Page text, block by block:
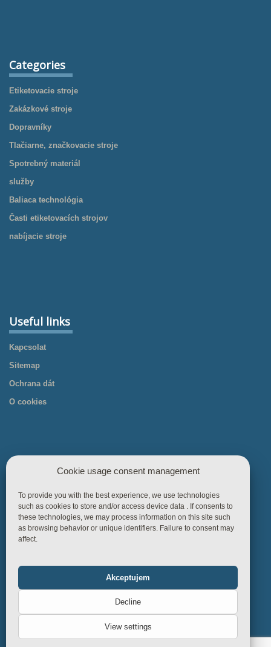
Categories
Etiketovacie stroje
Zakázkové stroje
Dopravníky
Tlačiarne, značkovacie stroje
Spotrebný materiál
služby
Baliaca technológia
Časti etiketovacích strojov
nabíjacie stroje
Useful links
Kapcsolat
Sitemap
Ochrana dát
O cookies
Hlavná stránka
Produkty
Vedomostná základňa
Obchodné pravidlá
Cookie usage consent management
To provide you with the best experience, we use technologies
such as cookies to store and/or access device data . If consents to
these technologies, we may process information on this site such
as browsing behavior or unique identifiers. Failure to consent may
affect.
Statistics
Akceptujem
Decline
View settings